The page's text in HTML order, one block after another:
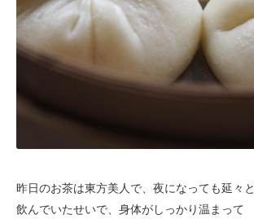
昨日のお茶は東方美人で、夜になっても延々と
飲んでいたせいで、身体がしっかり温まって